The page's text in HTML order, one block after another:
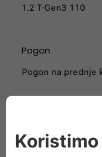
1.2 T-Gen3 110
Pogon
Pogon na prednje
81 kW (110 KS)*